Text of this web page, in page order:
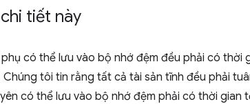
tiết này
có thể lưu vào bộ nhớ đệm đều phải có thời
tôi tin rằng tất cả tài sản tĩnh đều phải
có thể lưu vào bộ nhớ đệm phải có thời gian